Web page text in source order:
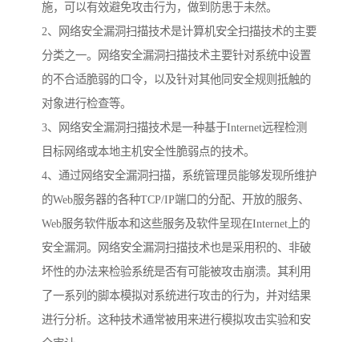
施，可以有效避免攻击行为，做到防患于未然。
2、网络安全漏洞扫描技术是计算机安全扫描技术的主要
分类之一。网络安全漏洞扫描技术主要针对系统中设置
的不合适脆弱的口令，以及针对其他同安全规则抵触的
对象进行检查等。
3、网络安全漏洞扫描技术是一种基于Internet远程检测
目标网络或本地主机安全性脆弱点的技术。
4、通过网络安全漏洞扫描，系统管理员能够发现所维护
的Web服务器的各种TCP/IP端口的分配、开放的服务、
Web服务软件版本和这些服务及软件呈现在Internet上的
安全漏洞。网络安全漏洞扫描技术也是采用积的、非破
坏性的办法来检验系统是否有可能被攻击崩溃。其利用
了一系列的脚本模拟对系统进行攻击的行为，并对结果
进行分析。这种技术通常被用来进行模拟攻击实验和安